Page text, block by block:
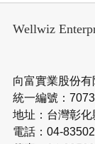
Wellwiz
向富實業股份有
統一編號：
地址：台灣彰
電話：04-